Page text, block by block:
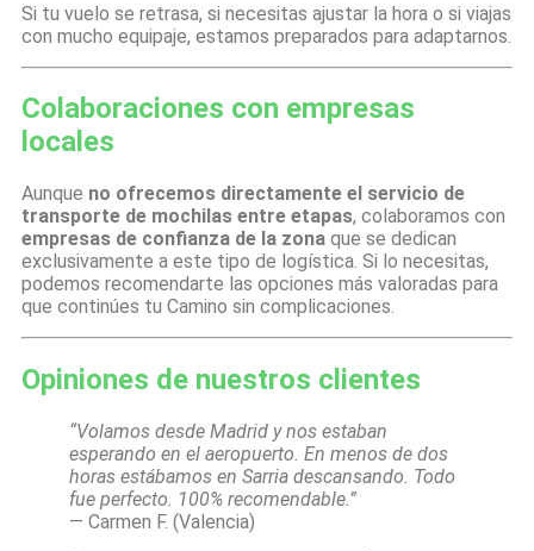
Si tu vuelo se retrasa, si necesitas ajustar la hora o si viajas
con mucho equipaje, estamos preparados para adaptarnos.
Colaboraciones con empresas
locales
Aunque no ofrecemos directamente el servicio de
transporte de mochilas entre etapas, colaboramos con
empresas de confianza de la zona que se dedican
exclusivamente a este tipo de logística. Si lo necesitas,
podemos recomendarte las opciones más valoradas para
que continúes tu Camino sin complicaciones.
Opiniones de nuestros clientes
“Volamos desde Madrid y nos estaban
esperando en el aeropuerto. En menos de dos
horas estábamos en Sarria descansando. Todo
fue perfecto. 100% recomendable.”
— Carmen F. (Valencia)